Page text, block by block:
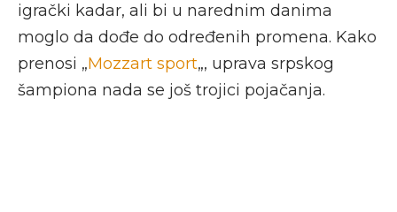
igrački kadar, ali bi u narednim danima
moglo da dođe do određenih promena. Kako
prenosi „Mozzart sport„, uprava srpskog
šampiona nada se još trojici pojačanja.